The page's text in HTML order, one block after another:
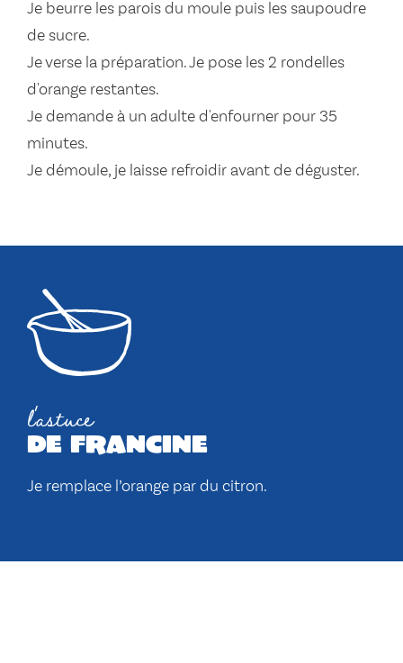
Je beurre les parois du moule puis les saupoudre
de sucre.
Je verse la préparation. Je pose les 2 rondelles
d'orange restantes.
Je demande à un adulte d'enfourner pour 35
minutes.
Je démoule, je laisse refroidir avant de déguster.
l'astuce
de francine
Je remplace l’orange par du citron.